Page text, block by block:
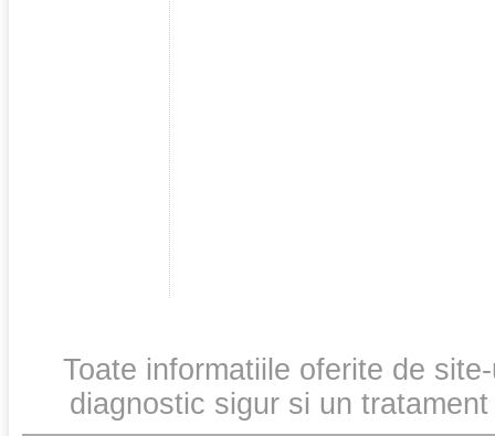
Toate informatiile oferite de
diagnostic sigur si un